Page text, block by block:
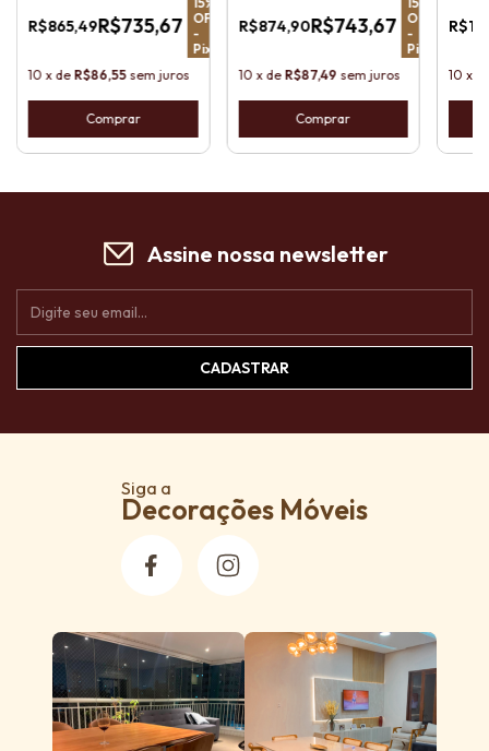
OFF
R$865,49R$735,67
OFF
-
Pix
10 x de R$86,55 sem juros
R$874,90R$743,67
OFF
-
Pix
10 x de R$87,49 sem juros 10 x
Assine nossa newsletter
Siga a
Decorações Móveis